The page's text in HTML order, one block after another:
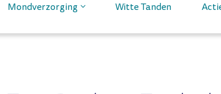
Mondverzorging Witte Tanden